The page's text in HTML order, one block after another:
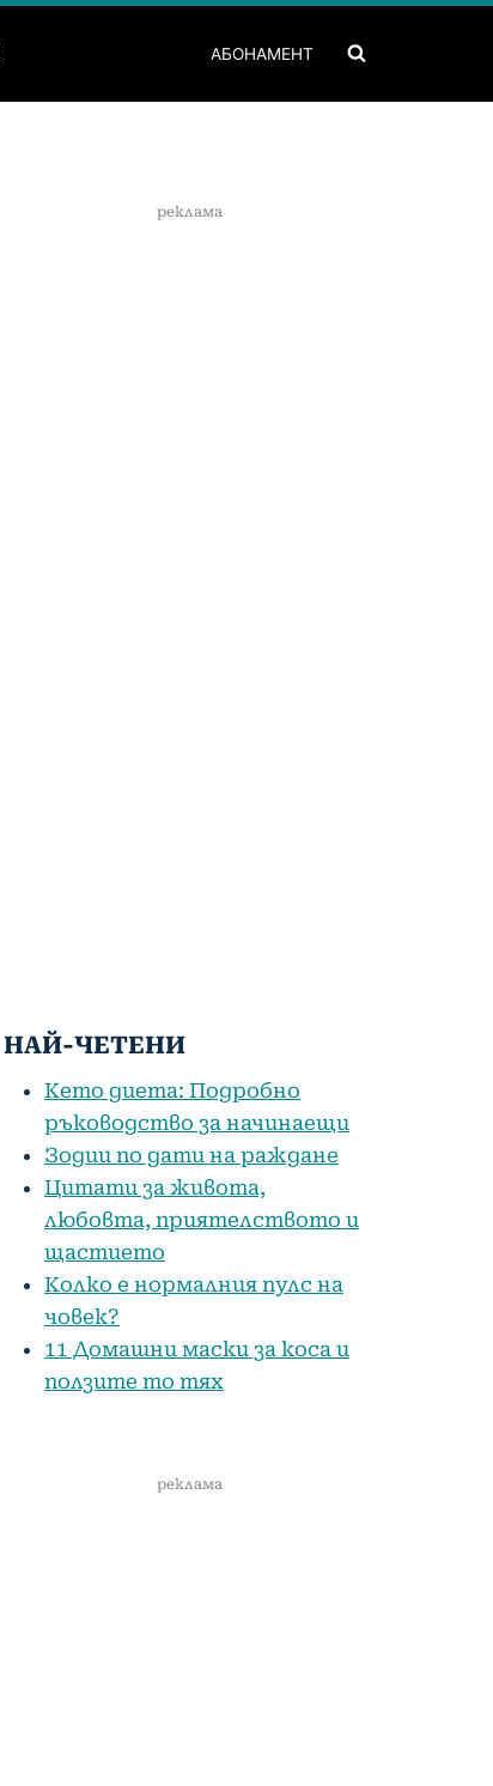
АБОНАМЕНТ
реклама
НАЙ-ЧЕТЕНИ
Кето диета: Подробно
ръководство за начинаещи
Зодии по дати на раждане
Цитати за живота,
любовта, приятелството и
щастието
Колко е нормалния пулс на
човек?
11 Домашни маски за коса и
ползите то тях
реклама